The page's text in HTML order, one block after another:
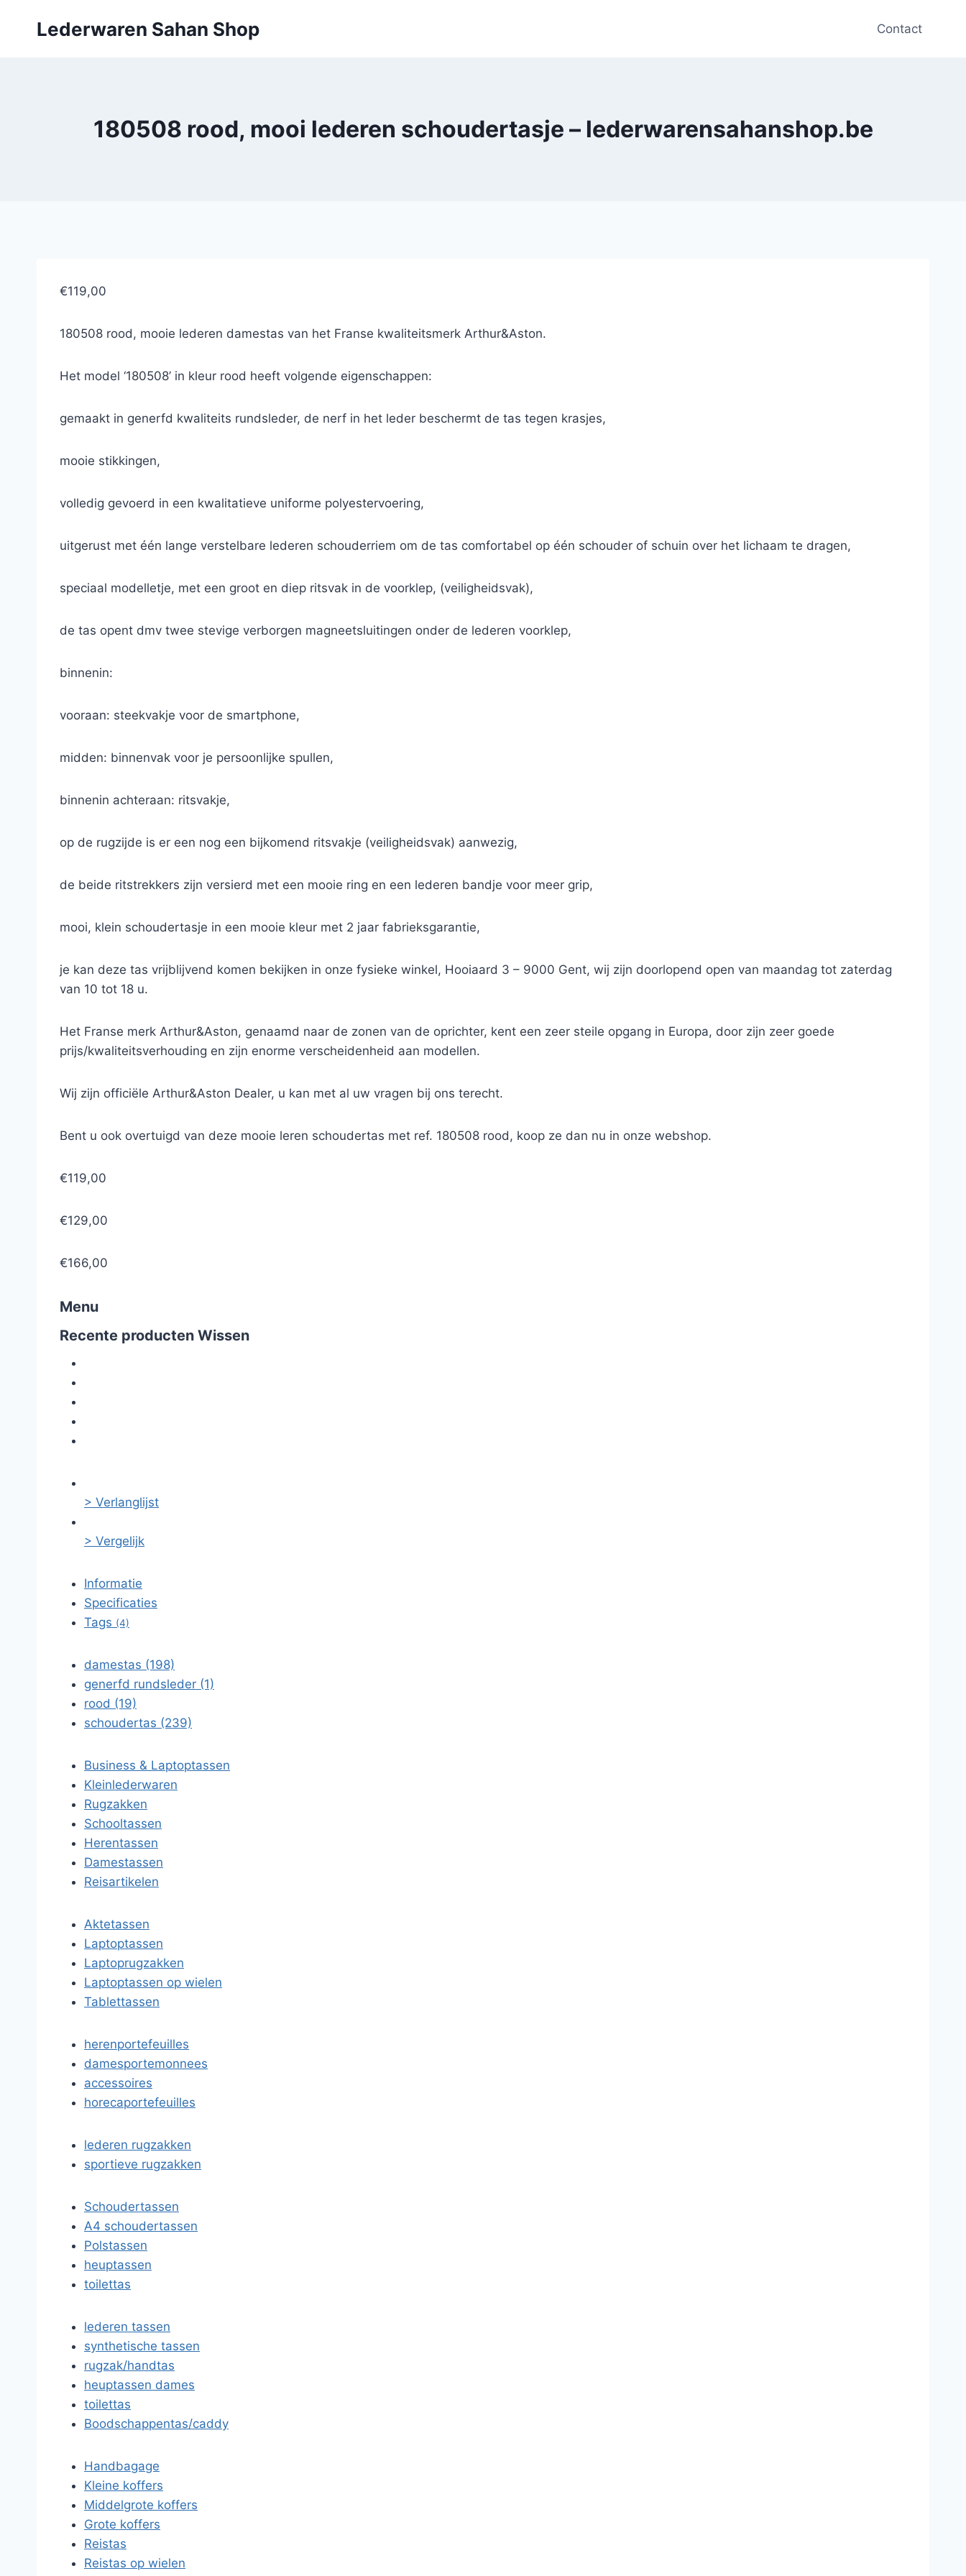
Lederwaren Sahan Shop Contact
180508 rood, mooi lederen schoudertasje – lederwarensahanshop.be
€119,00
180508 rood, mooie lederen damestas van het Franse kwaliteitsmerk Arthur&Aston.
Het model ‘180508’ in kleur rood heeft volgende eigenschappen:
gemaakt in generfd kwaliteits rundsleder, de nerf in het leder beschermt de tas tegen krasjes,
mooie stikkingen,
volledig gevoerd in een kwalitatieve uniforme polyestervoering,
uitgerust met één lange verstelbare lederen schouderriem om de tas comfortabel op één schouder of schuin over het lichaam te dragen,
speciaal modelletje, met een groot en diep ritsvak in de voorklep, (veiligheidsvak),
de tas opent dmv twee stevige verborgen magneetsluitingen onder de lederen voorklep,
binnenin:
vooraan: steekvakje voor de smartphone,
midden: binnenvak voor je persoonlijke spullen,
binnenin achteraan: ritsvakje,
op de rugzijde is er een nog een bijkomend ritsvakje (veiligheidsvak) aanwezig,
de beide ritstrekkers zijn versierd met een mooie ring en een lederen bandje voor meer grip,
mooi, klein schoudertasje in een mooie kleur met 2 jaar fabrieksgarantie,
je kan deze tas vrijblijvend komen bekijken in onze fysieke winkel, Hooiaard 3 – 9000 Gent, wij zijn doorlopend open van maandag tot zaterdag
van 10 tot 18 u.
Het Franse merk Arthur&Aston, genaamd naar de zonen van de oprichter, kent een zeer steile opgang in Europa, door zijn zeer goede
prijs/kwaliteitsverhouding en zijn enorme verscheidenheid aan modellen.
Wij zijn officiële Arthur&Aston Dealer, u kan met al uw vragen bij ons terecht.
Bent u ook overtuigd van deze mooie leren schoudertas met ref. 180508 rood, koop ze dan nu in onze webshop.
€119,00
€129,00
€166,00
Menu
Recente producten Wissen
> Verlanglijst
> Vergelijk
Informatie
Specificaties
Tags (4)
damestas (198)
generfd rundsleder (1)
rood (19)
schoudertas (239)
Business & Laptoptassen
Kleinlederwaren
Rugzakken
Schooltassen
Herentassen
Damestassen
Reisartikelen
Aktetassen
Laptoptassen
Laptoprugzakken
Laptoptassen op wielen
Tablettassen
herenportefeuilles
damesportemonnees
accessoires
horecaportefeuilles
lederen rugzakken
sportieve rugzakken
Schoudertassen
A4 schoudertassen
Polstassen
heuptassen
toilettas
lederen tassen
synthetische tassen
rugzak/handtas
heuptassen dames
toilettas
Boodschappentas/caddy
Handbagage
Kleine koffers
Middelgrote koffers
Grote koffers
Reistas
Reistas op wielen